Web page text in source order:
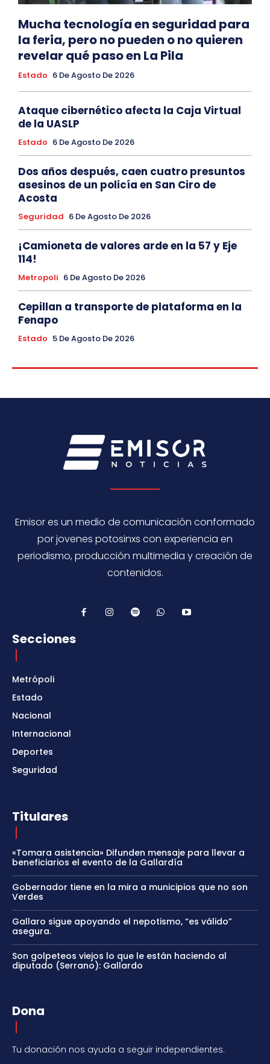
Mucha tecnología en seguridad para
la feria, pero no pueden o no quieren
revelar qué paso en La Pila
Estado 6 De Agosto De 2026
Ataque cibernético afecta la Caja Virtual
de la UASLP
Estado 6 De Agosto De 2026
Dos años después, caen cuatro presuntos
asesinos de un policía en San Ciro de
Acosta
Seguridad 6 De Agosto De 2026
¡Camioneta de valores arde en la 57 y Eje
114!
Metropoli 6 De Agosto De 2026
Cepillan a transporte de plataforma en la
Fenapo
Estado 5 De Agosto De 2026
Emisor es un medio de comunicación conformado
por jovenes potosinxs con experiencia en
periodismo, producción multimedia y creación de
contenidos.
Secciones
Metrópoli
Estado
Nacional
Internacional
Deportes
Seguridad
Titulares
«Tomara asistencia» Difunden mensaje para llevar a
beneficiarios el evento de la Gallardía
Gobernador tiene en la mira a municipios que no son
Verdes
Gallaro sigue apoyando el nepotismo, “es válido”
asegura.
Son golpeteos viejos lo que le están haciendo al
diputado (Serrano): Gallardo
Dona
Tu donación nos ayuda a seguir independientes.